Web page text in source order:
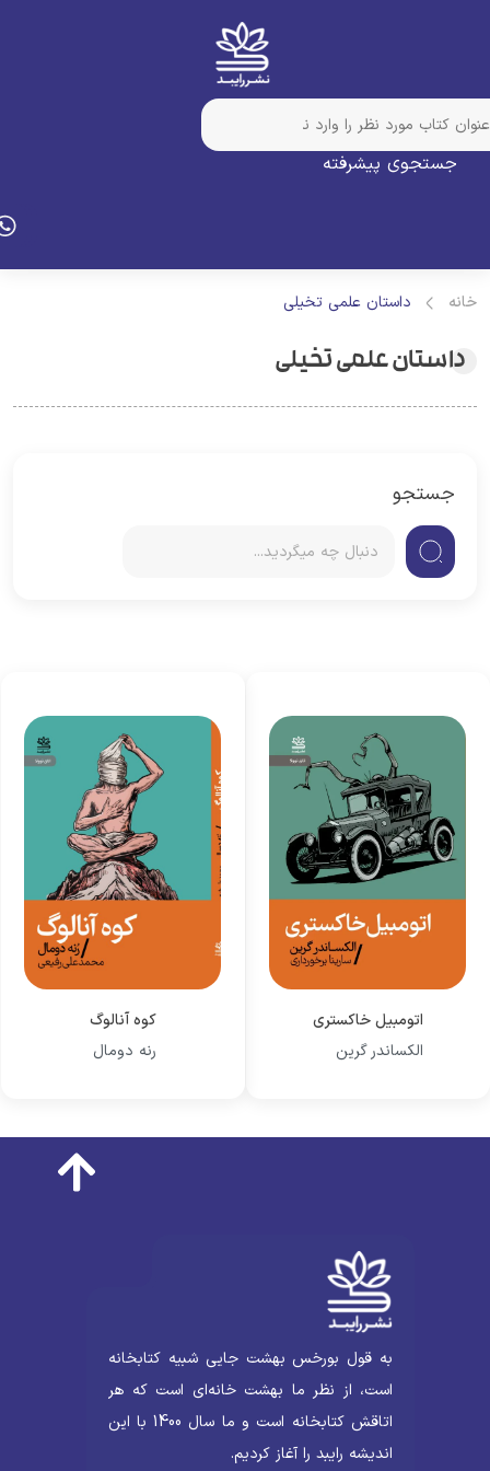
جستجوی پیشرفته
داستان علمی تخیلی
داستان علمی تخیلی
جستجو
اتومبیل خاکستری
الکساندر گرین
کوه آنالوگ
رنه دومال
به قول بورخس بهشت جایی شبیه کتابخانه
است، از نظر ما بهشت خانه‌ای است که هر
اتاقش کتابخانه است و ما سال 1400 با این
اندیشه رایبد را آغاز کردیم.